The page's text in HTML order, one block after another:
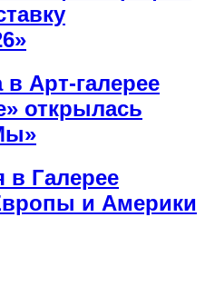
Арт-галерее
открылась
в Галерее
и Америки